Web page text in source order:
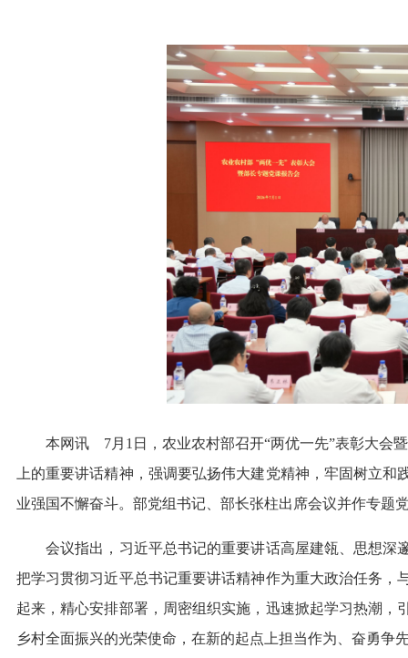
本网讯
7月1日，农业农村部召开“两优一先”表彰大会
上的重要讲话精神，强调要弘扬伟大建党精神，牢固树立
业强国不懈奋斗。部党组书记、部长张柱出席会议并作专题
会议指出，习近平总书记的重要讲话高屋建瓴、思想深
把学习贯彻习近平总书记重要讲话精神作为重大政治任务
起来，精心安排部署，周密组织实施，迅速掀起学习热潮
乡村全面振兴的光荣使命，在新的起点上担当作为、奋勇争